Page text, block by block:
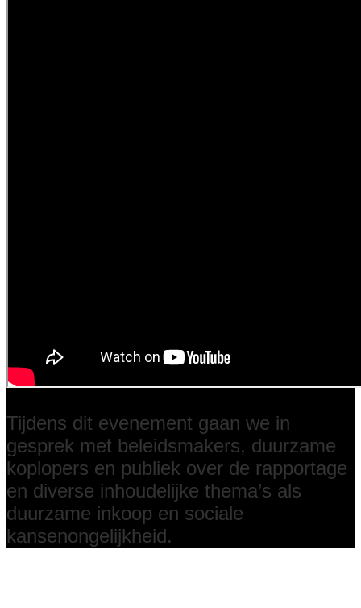
Tijdens dit evenement gaan we in
gesprek met beleidsmakers, duurzame
koplopers en publiek over de rapportage
en diverse inhoudelijke thema’s als
duurzame inkoop en sociale
kansenongelijkheid.